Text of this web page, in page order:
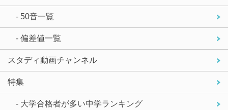
- 50音一覧
- 偏差値一覧
スタディ動画チャンネル
特集
- 大学合格者が多い中学ランキング